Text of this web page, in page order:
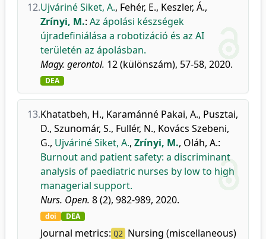
12.Ujváriné Siket, A., Fehér, E., Keszler, Á.,
Zrínyi, M.: Az ápolási készségek
újradefiniálása a robotizáció és az AI
területén az ápolásban.
Magy. gerontol. 12 (különszám), 57-58, 2020.
DEA
13.Khatatbeh, H., Karamánné Pakai, A., Pusztai,
D., Szunomár, S., Fullér, N., Kovács Szebeni,
G., Ujváriné Siket, A., Zrínyi, M., Oláh, A.:
Burnout and patient safety: a discriminant
analysis of paediatric nurses by low to high
managerial support.
Nurs. Open. 8 (2), 982-989, 2020.
doi DEA
Journal metrics: Q2 Nursing (miscellaneous)